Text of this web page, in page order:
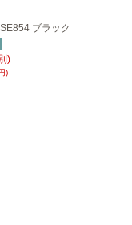
ブラック
)
)